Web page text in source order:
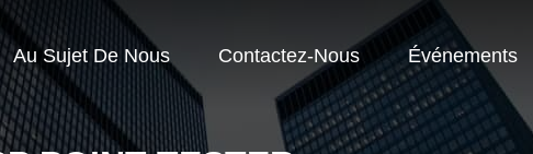
Au Sujet De Nous Contactez-Nous Événements